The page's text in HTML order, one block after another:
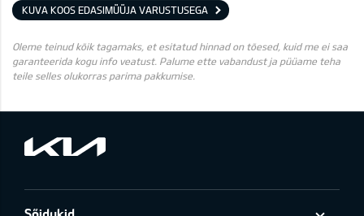
KUVA KOOS EDASIMÜÜJA VARUSTUSEGA
Oleme teinud kõik tagamaks, et esitatud hinnad on tõesed, kuid me ei saa
garanteerida kogu info veatust. Palume ette vabandust ja püüame teha
teile selles olukorras parima pakkumise.